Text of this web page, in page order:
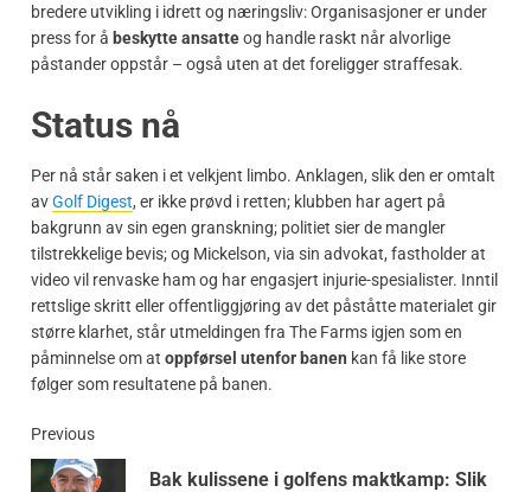
bredere utvikling i idrett og næringsliv: Organisasjoner er under
press for å beskytte ansatteog handle raskt når alvorlige
påstander oppstår – også uten at det foreligger straffesak.
Status nå
Per nå står saken i et velkjent limbo. Anklagen, slik den er omtalt
avGolf Digest, er ikke prøvd i retten; klubben har agert på
bakgrunn av sin egen granskning; politiet sier de mangler
tilstrekkelige bevis; og Mickelson, via sin advokat, fastholder at
video vil renvaske ham og har engasjert injurie-spesialister. Inntil
rettslige skritt eller offentliggjøring av det påståtte materialet gir
større klarhet, står utmeldingen fra The Farms igjen som en
påminnelse om at oppførsel utenfor banen kan få like store
følger som resultatene på banen.
Previous
Bak kulissene i golfens maktkamp: Slik